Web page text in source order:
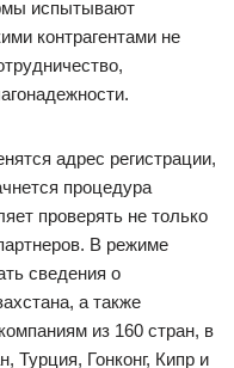
испытывают
контрагентами не
адрес регистрации,
процедура
проверять не только
В режиме
сведения о
а также
из 160 стран, в
Турция, Гонконг, Кипр и